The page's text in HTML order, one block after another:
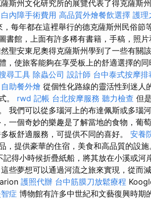
斯州文化研究所的展覽代表了得克薩斯
白內障手術費用 高品質外燴餐飲選擇 護理
，每年都在這裡舉行的德克薩斯州民俗節
書館，上面有許多稀有書籍，手稿，照片
聖安東尼奧得克薩斯州學到了一些有關
，使旅客能夠在享受板上的舒適選擇的
尋工具 除蟲公司 設計師 台中泰式按摩排
自助餐外燴 從個性化路線的靈活性到迷人
。 rwd 記帳 台北按摩服務 聽力檢查 但
我們可以從多瑙河上的布達佩斯或多瑙
一個奇妙的樂趣是了解當地的食物，葡
板舒適服務，可提供不同的喜好。 安養
，提供豪華的住宿，美食和高品質的設施
記得小時候折疊紙船，將其放在小溪或河
這些夢想可以通過河流之旅來實現，從而
護照代辦 台中筋膜刀放鬆療程
症 博物館有許多中世紀和文藝復興時期